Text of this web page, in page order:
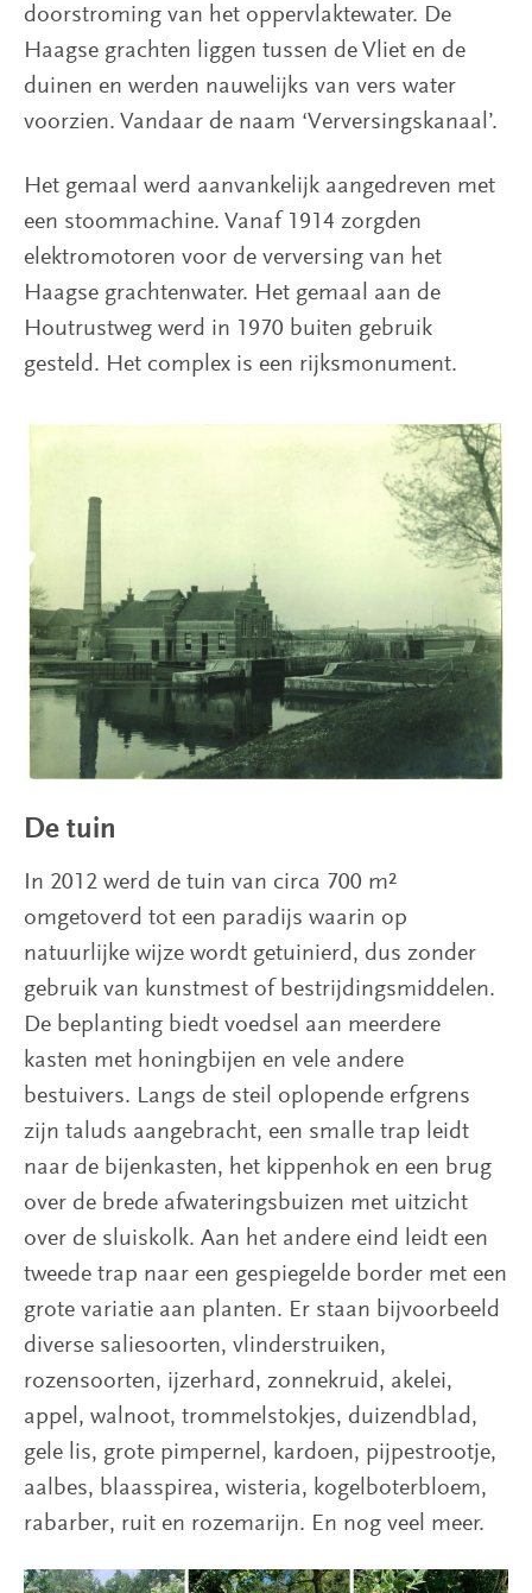
doorstroming van het oppervlaktewater. De
Haagse grachten liggen tussen de Vliet en de
duinen en werden nauwelijks van vers water
voorzien. Vandaar de naam ‘Verversingskanaal’.
Het gemaal werd aanvankelijk aangedreven met
een stoommachine. Vanaf 1914 zorgden
elektromotoren voor de verversing van het
Haagse grachtenwater. Het gemaal aan de
Houtrustweg werd in 1970 buiten gebruik
gesteld. Het complex is een rijksmonument.
De tuin
In 2012 werd de tuin van circa 700 m²
omgetoverd tot een paradijs waarin op
natuurlijke wijze wordt getuinierd, dus zonder
gebruik van kunstmest of bestrijdingsmiddelen.
De beplanting biedt voedsel aan meerdere
kasten met honingbijen en vele andere
bestuivers. Langs de steil oplopende erfgrens
zijn taluds aangebracht, een smalle trap leidt
naar de bijenkasten, het kippenhok en een brug
over de brede afwateringsbuizen met uitzicht
over de sluiskolk. Aan het andere eind leidt een
tweede trap naar een gespiegelde border met een
grote variatie aan planten. Er staan bijvoorbeeld
diverse saliesoorten, vlinderstruiken,
rozensoorten, ijzerhard, zonnekruid, akelei,
appel, walnoot, trommelstokjes, duizendblad,
gele lis, grote pimpernel, kardoen, pijpestrootje,
aalbes, blaasspirea, wisteria, kogelboterbloem,
rabarber, ruit en rozemarijn. En nog veel meer.